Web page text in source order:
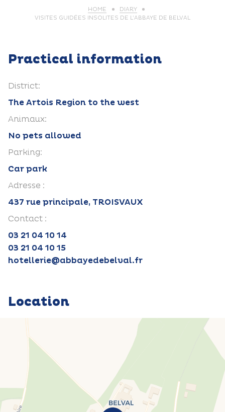
HOME
DIARY
VISITES GUIDÉES INSOLITES DE L’ABBAYE DE BELVAL
Practical information
District:
The Artois Region to the west
Animaux:
No pets allowed
Parking:
Car park
Adresse :
437 rue principale, TROISVAUX
Contact :
03 21 04 10 14
03 21 04 10 15
hotellerie@abbayedebelval.fr
Location